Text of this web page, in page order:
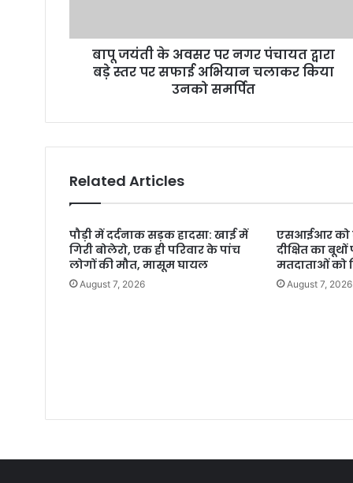
बापू जयंती के अवसर पर नगर पंचायत द्वारा
बड़े स्तर पर सफाई अभियान चलाकर किया
उनको समर्पित
Related Articles
पौड़ी में दर्दनाक सड़क हादसा: खाई में
गिरी बोलेरो, एक ही परिवार के पांच
लोगों की मौत, मासूम घायल
August 7, 2026
एसआईआर को
दीक्षित का बूथों
मतदाताओं को
August 7, 2026